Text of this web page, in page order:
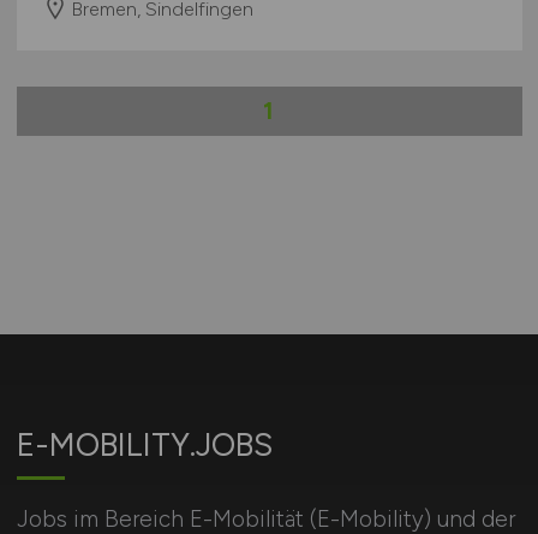
Bremen, Sindelfingen
1
E-MOBILITY.JOBS
Jobs im Bereich E-Mobilität (E-Mobility) und der